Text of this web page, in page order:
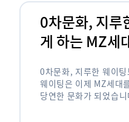
0차문화, 지루
게 하는 MZ세
0차문화, 지루한 웨이
웨이팅은 이제 MZ세대
당연한 문화가 되었습